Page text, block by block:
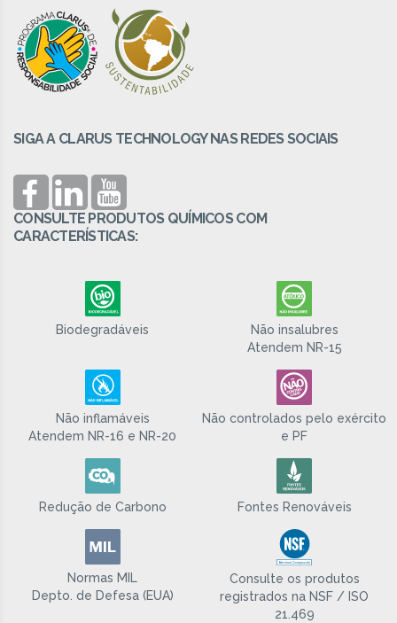
SIGA A CLARUS TECHNOLOGY NAS REDES SOCIAIS
CONSULTE PRODUTOS QUÍMICOS COM
CARACTERÍSTICAS:
Biodegradáveis
Não insalubres
Atendem NR-15
Não inflamáveis
Atendem NR-16 e NR-20
Não controlados pelo exército
e PF
Redução de Carbono Fontes Renováveis
Normas MIL
Depto. de Defesa (EUA)
Consulte os produtos
registrados na NSF / ISO
21.469